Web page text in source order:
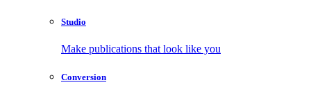
Studio
Make publications that look like you
Conversion